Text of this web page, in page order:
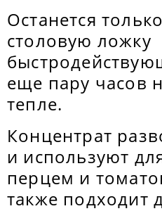
Останется
столовую ложку
еще пару часов
тепле.
Концентрат
и используют
перцем и
также подходит